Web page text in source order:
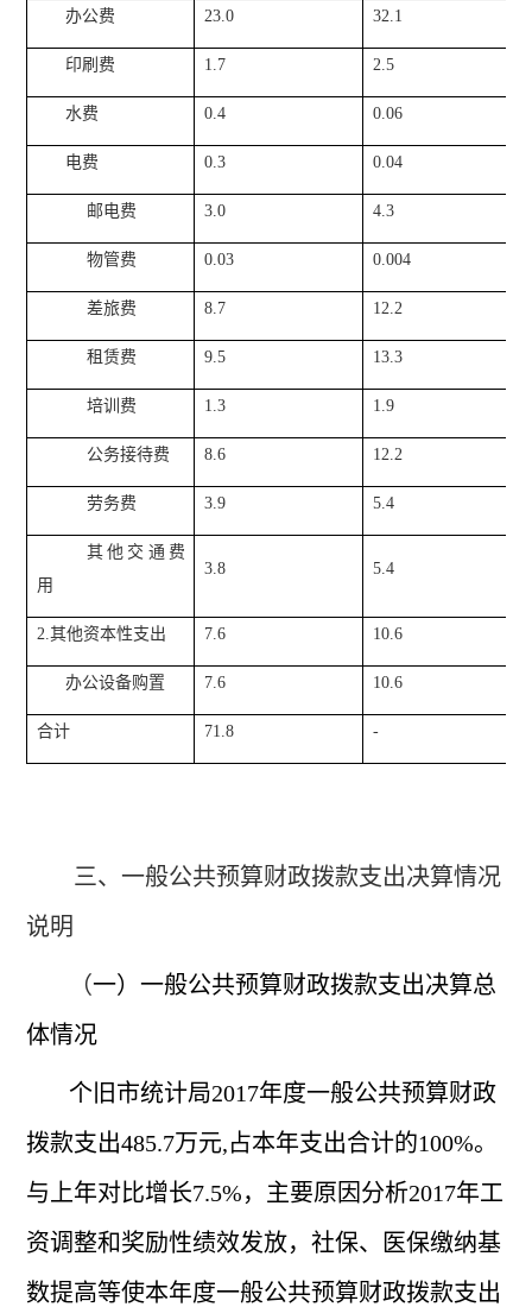
办公费 23.0 32.1
印刷费 1.7 2.5
水费 0.4 0.06
电费 0.3 0.04
邮电费 3.0 4.3
物管费 0.03 0.004
差旅费 8.7 12.2
租赁费 9.5 13.3
培训费 1.3 1.9
公务接待费 8.6 12.2
劳务费 3.9 5.4
其他交通费
用
3.8 5.4
2.其他资本性支出 7.6 10.6
办公设备购置 7.6 10.6
合计 71.8 -
三、一般公共预算财政拨款支出决算情况
说明
（一）一般公共预算财政拨款支出决算总
体情况
个旧市统计局2017年度一般公共预算财政
拨款支出485.7万元,占本年支出合计的100%。
与上年对比增长7.5%，主要原因分析2017年工
资调整和奖励性绩效发放，社保、医保缴纳基
数提高等使本年度一般公共预算财政拨款支出